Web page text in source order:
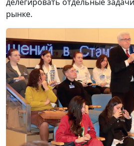
рынке.